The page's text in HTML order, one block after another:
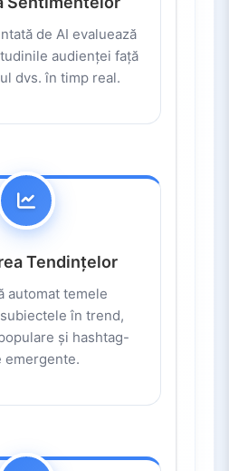
de AI evaluează
audienței față
dvs. în timp real.
Tendințelor
automat temele
în trend,
și hashtag-
emergente.